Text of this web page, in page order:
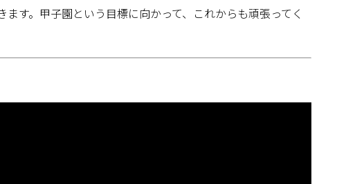
す。甲子園という目標に向かって、これからも頑張ってく